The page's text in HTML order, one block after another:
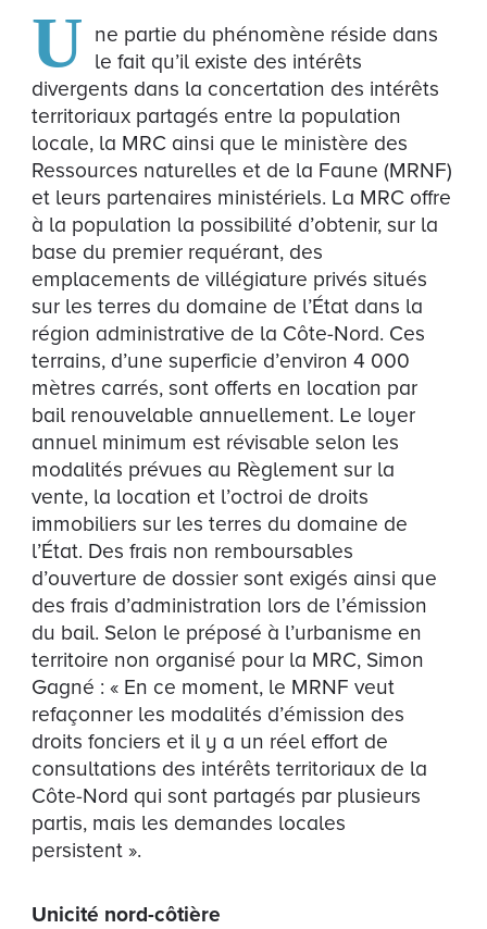
U ne partie du phénomène réside dans
le fait qu’il existe des intérêts
divergents dans la concertation des intérêts
territoriaux partagés entre la population
locale, la MRC ainsi que le ministère des
Ressources naturelles et de la Faune (MRNF)
et leurs partenaires ministériels. La MRC offre
à la population la possibilité d’obtenir, sur la
base du premier requérant, des
emplacements de villégiature privés situés
sur les terres du domaine de l’État dans la
région administrative de la Côte-Nord. Ces
terrains, d’une superficie d’environ 4 000
mètres carrés, sont offerts en location par
bail renouvelable annuellement. Le loyer
annuel minimum est révisable selon les
modalités prévues au Règlement sur la
vente, la location et l’octroi de droits
immobiliers sur les terres du domaine de
l’État. Des frais non remboursables
d’ouverture de dossier sont exigés ainsi que
des frais d’administration lors de l’émission
du bail. Selon le préposé à l’urbanisme en
territoire non organisé pour la MRC, Simon
Gagné : « En ce moment, le MRNF veut
refaçonner les modalités d’émission des
droits fonciers et il y a un réel effort de
consultations des intérêts territoriaux de la
Côte-Nord qui sont partagés par plusieurs
partis, mais les demandes locales
persistent ».
Unicité nord-côtière